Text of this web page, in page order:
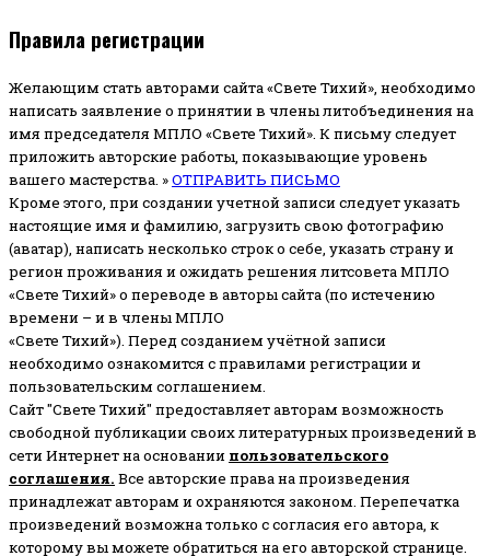
Правила регистрации
Желающим стать авторами сайта «Свете Тихий», необходимо
написать заявление о принятии в члены литобъединения на
имя председателя МПЛО «Свете Тихий». К письму следует
приложить авторские работы, показывающие уровень
вашего мастерства. »ОТПРАВИТЬ ПИСЬМО
Кроме этого, при создании учетной записи следует указать
настоящие имя и фамилию, загрузить свою фотографию
(аватар), написать несколько строк о себе, указать страну и
регион проживания и ожидать решения литсовета МПЛО
«Свете Тихий» о переводе в авторы сайта (по истечению
времени – и в члены МПЛО
«Свете Тихий»). Перед созданием учётной записи
необходимо ознакомится с правилами регистрации и
пользовательским соглашением.
Сайт "Свете Тихий" предоставляет авторам возможность
свободной публикации своих литературных произведений в
сети Интернет на основании пользовательского
соглашения. Все авторские права на произведения
принадлежат авторам и охраняются законом. Перепечатка
произведений возможна только с согласия его автора, к
которому вы можете обратиться на его авторской странице.